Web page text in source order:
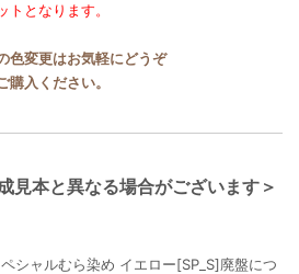
となります。
色変更はお気軽にどうぞ
入ください。
本と異なる場合がございます＞
シャルむら染め イエロー[SP_S]廃盤につ